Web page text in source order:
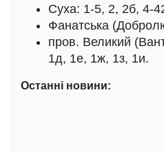
Суха: 1-5, 2, 2б, 4-
Фанатська
пров. Великий
1д, 1е, 1ж, 1з, 1и.
Останні новини: